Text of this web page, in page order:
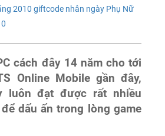
2010 giftcode nhân ngày Phụ Nữ
cách đây 14 năm cho tới
Online Mobile gần đây,
luôn đạt được rất nhiều
dấu ấn trong lòng game